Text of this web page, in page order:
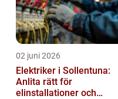
02 juni 2026
Elektriker i Sollentuna:
Anlita rätt för
elinstallationer och